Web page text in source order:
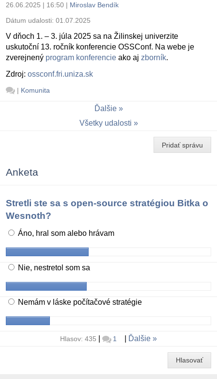
26.06.2025 | 16:50 | Miroslav Bendík
Dátum udalosti: 01.07.2025
V dňoch 1. – 3. júla 2025 sa na Žilinskej univerzite
uskutoční 13. ročník konferencie OSSConf. Na webe je
zverejnený program konferencie ako aj zborník.
Zdroj: ossconf.fri.uniza.sk
| Komunita
Ďalšie
Všetky udalosti
Pridať správu
Anketa
Stretli ste sa s open-source stratégiou Bitka o
Wesnoth?
Áno, hral som alebo hrávam
Nie, nestretol som sa
Nemám v láske počítačové stratégie
Hlasov: 435 1 Ďalšie
Hlasovať